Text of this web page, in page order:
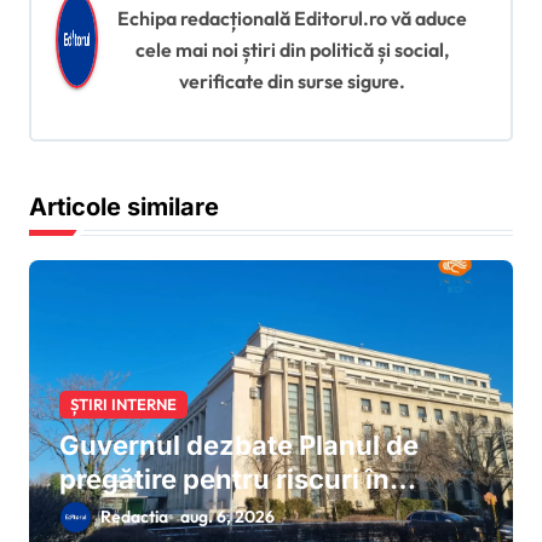
n
a
t
c
o
Echipa redacțională Editorul.ro vă aduce
cele mai noi știri din politică și social,
verificate din surse sigure.
Articole similare
ȘTIRI INTERNE
Guvernul dezbate Planul de
pregătire pentru riscuri în
domeniul energiei electrice:
Redactia aug. 6, 2026